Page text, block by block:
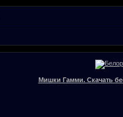
Мишки Гамми. Скачать